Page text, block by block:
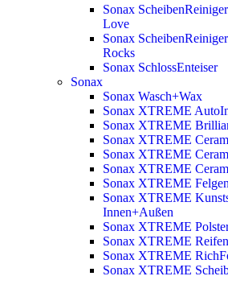
Sonax
Love
Sonax
Rocks
Sonax SchlossEnteiser
Sonax
Sonax Wasch+Wax
Sonax XTREME
Sonax XTREME
Sonax XTREME
Sonax XTREME
Sonax XTREME
Sonax XTREME
Sonax XTREME
Innen+Außen
Sonax XTREME
Sonax XTREME
Sonax XTREME
Sonax XTREME